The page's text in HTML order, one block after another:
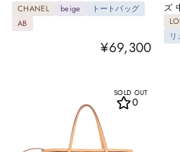
CHANEL beige
トートバッグ
AB
¥69,300
ズ
SOLD OUT
0